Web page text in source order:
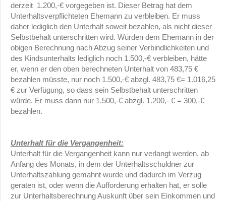
derzeit 1.200,-€ vorgegeben ist. Dieser Betrag hat dem
Unterhaltsverpflichteten Ehemann zu verbleiben. Er muss
daher lediglich den Unterhalt soweit bezahlen, als nicht dieser
Selbstbehalt unterschritten wird. Würden dem Ehemann in der
obigen Berechnung nach Abzug seiner Verbindlichkeiten und
des Kindsunterhalts lediglich noch 1.500,-€ verbleiben, hätte
er, wenn er den oben berechneten Unterhalt von 483,75 €
bezahlen müsste, nur noch 1.500,-€ abzgl. 483,75 €= 1.016,25
€ zur Verfügung, so dass sein Selbstbehalt unterschritten
würde. Er muss dann nur 1.500,-€ abzgl. 1.200,- € = 300,-€
bezahlen.
Unterhalt für die Vergangenheit:
Unterhalt für die Vergangenheit kann nur verlangt werden, ab
Anfang des Monats, in dem der Unterhaltsschuldner zur
Unterhaltszahlung gemahnt wurde und dadurch im Verzug
geraten ist, oder wenn die Aufforderung erhalten hat, er solle
zur Unterhaltsberechnung Auskunft über sein Einkommen und